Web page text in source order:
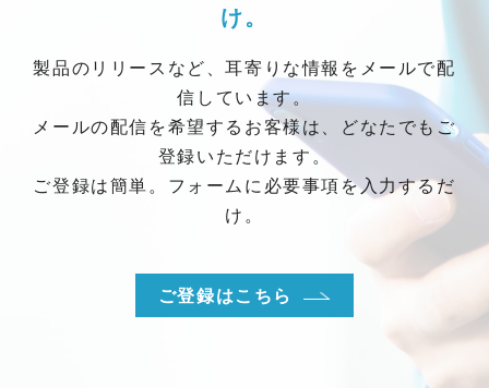
け。
製品のリリースなど、耳寄りな情報をメールで配
信しています。
メールの配信を希望するお客様は、どなたでもご
登録いただけます。
ご登録は簡単。フォームに必要事項を入力するだ
け。
ご登録はこちら